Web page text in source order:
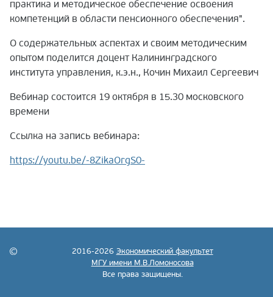
практика и методическое обеспечение освоения
компетенций в области пенсионного обеспечения".
О содержательных аспектах и своим методическим
опытом поделится доцент Калининградского
института управления, к.э.н., Кочин Михаил Сергеевич
Вебинар состоится 19 октября в 15.30 московского
времени
Ссылка на запись вебинара:
https://youtu.be/-8ZikaOrgS0-
2016-2026 Экономический факультет
МГУ имени М.В.Ломоносова
Все права защищены.